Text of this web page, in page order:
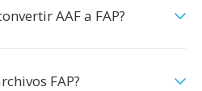
AAF a FAP?
FAP?